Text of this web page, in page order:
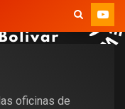
oficinas de